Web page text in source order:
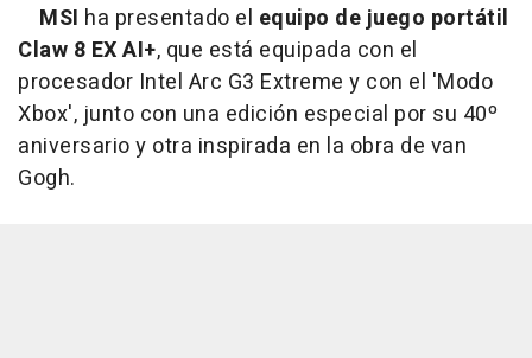
MSI ha presentado el equipo de juego portátil
Claw 8 EX AI+, que está equipada con el
procesador Intel Arc G3 Extreme y con el 'Modo
Xbox', junto con una edición especial por su 40º
aniversario y otra inspirada en la obra de van
Gogh.